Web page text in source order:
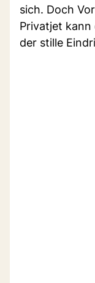
sich. Doch
Privatjet kann
der stille